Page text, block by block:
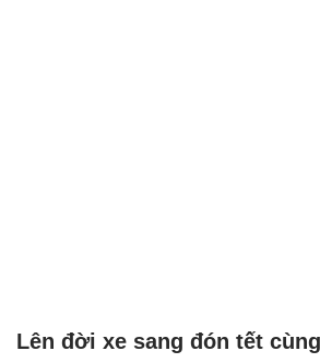
Lên đời xe sang đón tết